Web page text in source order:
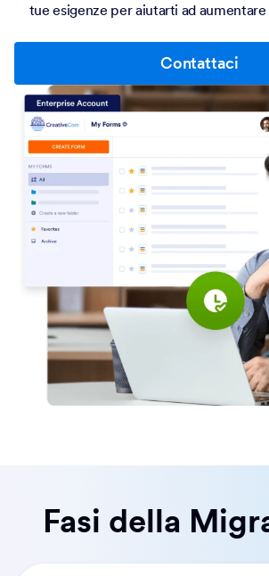
tue esigenze per aiutarti ad
Contattaci
Fasi della